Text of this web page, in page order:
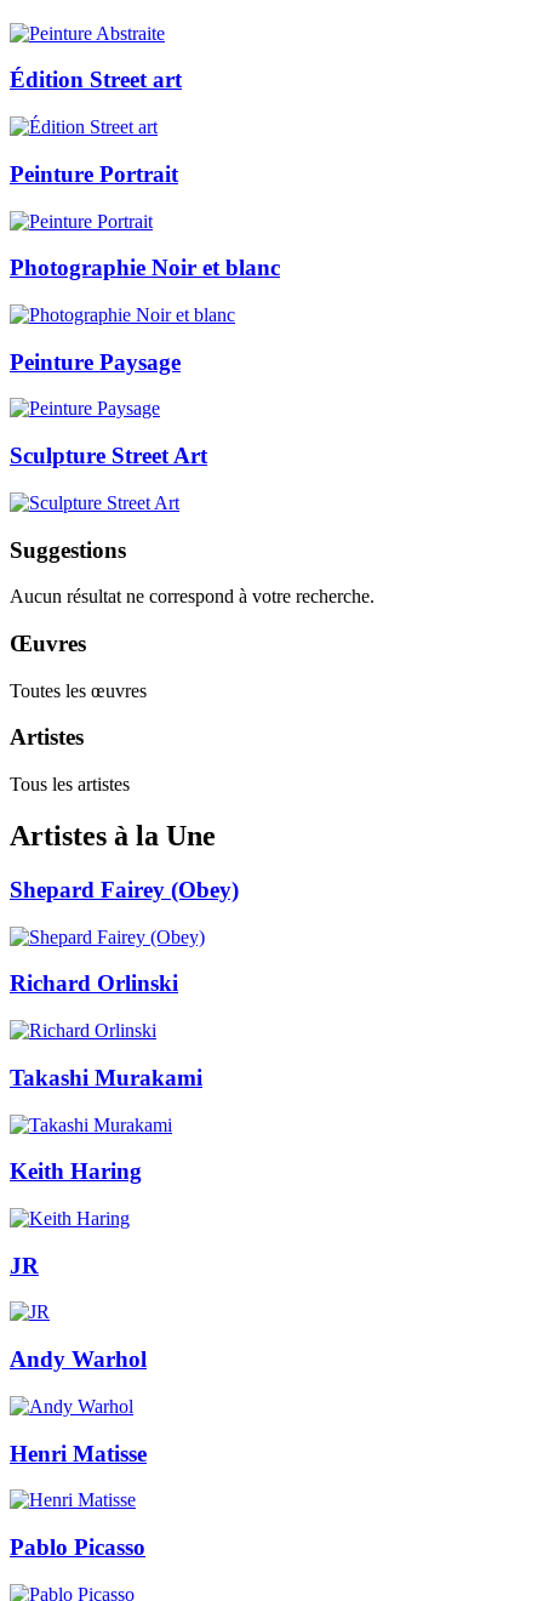
Édition Street art
Peinture Portrait
Photographie Noir et blanc
Peinture Paysage
Sculpture Street Art
Suggestions
Aucun résultat ne correspond à votre recherche.
Œuvres
Toutes les œuvres
Artistes
Tous les artistes
Artistes à la Une
Shepard Fairey (Obey)
Richard Orlinski
Takashi Murakami
Keith Haring
JR
Andy Warhol
Henri Matisse
Pablo Picasso